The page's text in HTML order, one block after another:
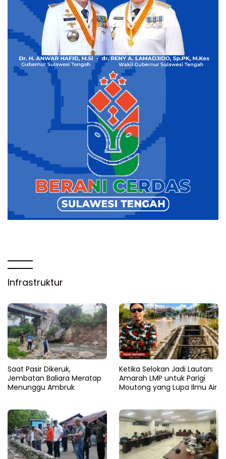
Infrastruktur
Saat Pasir Dikeruk,
Jembatan Baliara Meratap
Menunggu Ambruk
Ketika Selokan Jadi Lautan:
Amarah LMP untuk Parigi
Moutong yang Lupa Ilmu Air